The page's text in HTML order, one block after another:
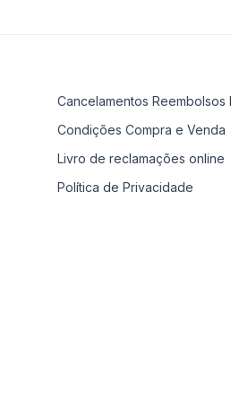
Cancelamentos Reembolsos
Condições Compra e Venda
Livro de reclamações online
Política de Privacidade